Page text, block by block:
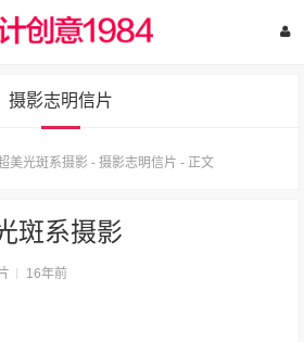
摄影志明信片
美光斑系摄影 - 摄影志明信片 - 正文
斑系摄影
16年前